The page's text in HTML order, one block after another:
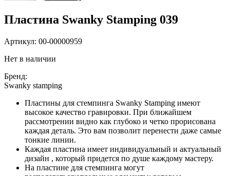
Пластина Swanky Stamping 039
Артикул: 00-00000959
Нет в наличии
Бренд:
Swanky stamping
Пластины для стемпинга Swanky Stamping имеют
высокое качество гравировки. При ближайшем
рассмотрении видно как глубоко и четко прорисована
каждая деталь. Это вам позволит перенести даже самые
тонкие линии.
Каждая пластина имеет индивидуальный и актуальный
дизайн , который придется по душе каждому мастеру.
На пластине для стемпинга могут